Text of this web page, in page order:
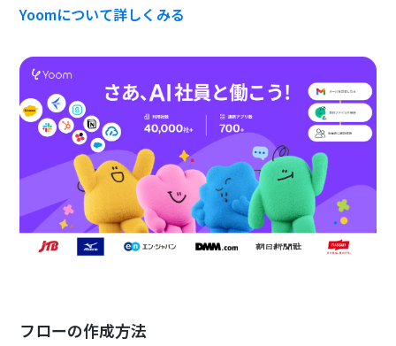
Yoomについて詳しくみる
フローの作成方法